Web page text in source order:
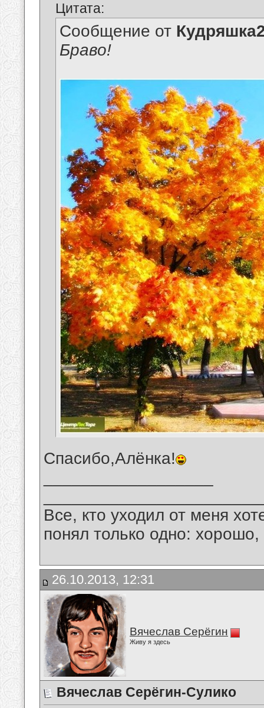
Цитата:
Сообщение от
Браво!
Спасибо,Алёнка!
Все, кто уходил от меня
понял только одно:
26.10.2013, 12:31
Вячеслав Серёгин
Живу я здесь
Вячеслав Серёгин-Сулико